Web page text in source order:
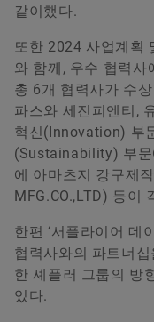
같이했다.
또한 2024 사업계획
와 함께, 우수 협력사
총 6개 협력사가 수
파스와 세진피엔티,
혁신(Innovation) 부
(Sustainability) 부
에 아마츠지 강구제
MFG.CO.,LTD) 등이
한편 ‘서플라이어 데
협력사와의 파트너
한 셰플러 그룹의 방
있다.